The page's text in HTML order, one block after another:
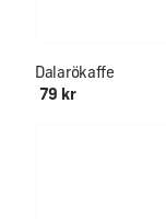
Dalarökaffe
79 kr